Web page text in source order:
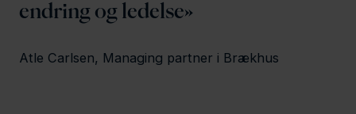
endring og ledelse
Atle Carlsen, Managing partner i Brækhus